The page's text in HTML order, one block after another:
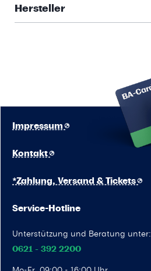
Hersteller
Service-Hotline
Unterstützung und Beratung unter:
0621 - 392 2200
Kontakt
Impressum
*Zahlung, Versand & Tickets